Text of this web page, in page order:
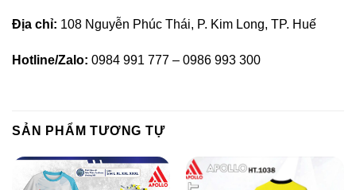
Địa chỉ: 108 Nguyễn Phúc Thái, P. Kim Long, TP. Huế
Hotline/Zalo: 0984 991 777 – 0986 993 300
SẢN PHẨM TƯƠNG TỰ